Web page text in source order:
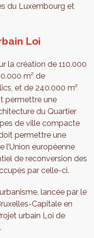
du Luxembourg et
Loi
la création de 110.000
m² de
et de 240.000 m²
permettre une
du Quartier
de ville compacte
permettre une
l’Union européenne
de reconversion des
par celle-ci.
lancée par le
Capitale en
urbain Loi de